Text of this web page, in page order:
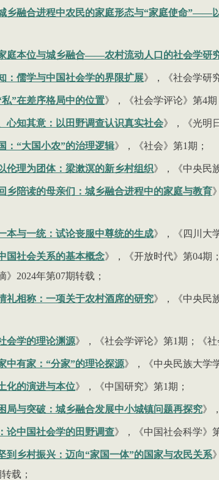
乡融合进程中农民的家庭形态与“家庭使命”——
庭本位与城乡融合——农村流动人口的社会学研
：儒学与中国社会学的界限扩展》，《社会学研
私”在差序格局中的位置》，《社会学评论》第4期
心知其意：以田野调查认识真实社会》，《光明
： “大国小农”的治理逻辑》，《社会》第1期；
伦理为团体：梁漱溟的新乡村组织》，《中央民
乡陪读的母亲们：城乡融合进程中的家庭与教育
本与一统：试论丧服中尊统的生成》，《四川大
国社会关系的基本概念》，《开放时代》第04期
》 2024年第07期转载；
礼相称：一项关于农村酒席的研究》，《中央民
会学的理论渊源》，《社会学评论》第1期；《
中有家： “分家”的理论探源》，《中央民族大学
化的演进与本位》，《中国研究》第1期；
局与突破：城乡融合发展中小城镇问题再探究》
论中国社会学的田野调查》，《中国社会科学》
到乡村振兴：迈向“家国一体”的国家与农民关系
载；